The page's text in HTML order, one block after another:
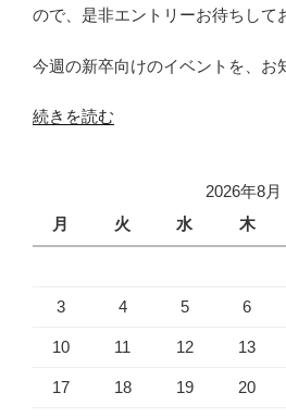
ので、是非エントリーお待ちして
今週の新卒向けのイベントを、お
“2020
フ
ア・
続きを読む
2026年8月
月
火 水 木
3 4 5 6
10 11 12 13
17 18 19 20